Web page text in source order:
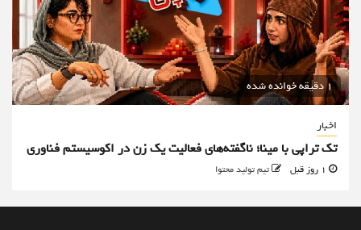
1 دقیقه خوانده شده
اخبار
تک تراپی با مینا؛ ناگفته‌های فعالیت یک زن در اکوسیستم فناوری
تیم تولید محتوا